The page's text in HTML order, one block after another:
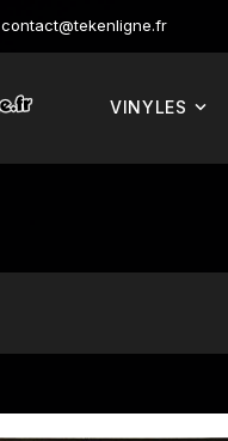
contact@tekenligne.fr
VINYLES